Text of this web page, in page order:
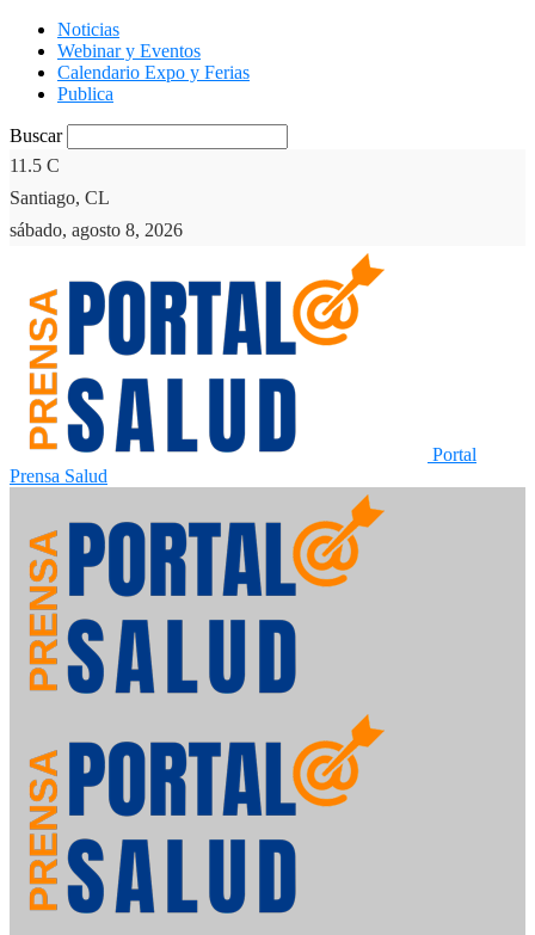
Noticias
Webinar y Eventos
Calendario Expo y Ferias
Publica
Buscar
11.5 C
Santiago, CL
sábado, agosto 8, 2026
Portal
Prensa Salud